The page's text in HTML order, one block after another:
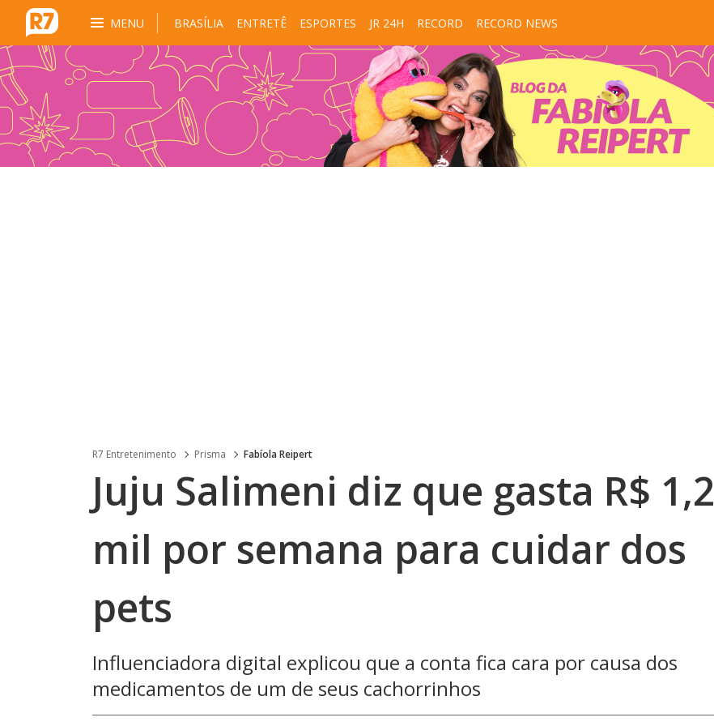
MENU BRASÍLIA ENTRETÊ ESPORTES JR 24H RECORD RECORD NEWS
R7 Entretenimento Prisma Fabíola Reipert
Juju Salimeni diz que gasta R$ 1,2
mil por semana para cuidar dos
pets
Influenciadora digital explicou que a conta fica cara por causa dos
medicamentos de um de seus cachorrinhos